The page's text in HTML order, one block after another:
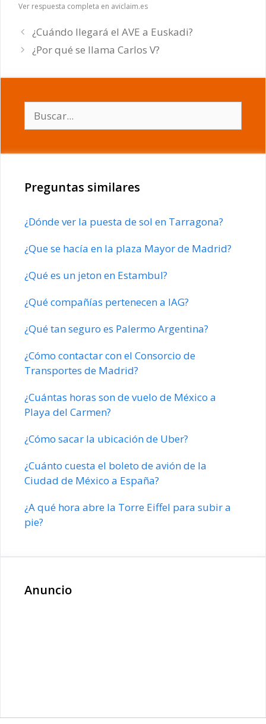
Ver respuesta completa en aviclaim.es
¿Cuándo llegará el AVE a Euskadi?
¿Por qué se llama Carlos V?
Preguntas similares
¿Dónde ver la puesta de sol en Tarragona?
¿Que se hacía en la plaza Mayor de Madrid?
¿Qué es un jeton en Estambul?
¿Qué compañías pertenecen a IAG?
¿Qué tan seguro es Palermo Argentina?
¿Cómo contactar con el Consorcio de
Transportes de Madrid?
¿Cuántas horas son de vuelo de México a
Playa del Carmen?
¿Cómo sacar la ubicación de Uber?
¿Cuánto cuesta el boleto de avión de la
Ciudad de México a España?
¿A qué hora abre la Torre Eiffel para subir a
pie?
Anuncio